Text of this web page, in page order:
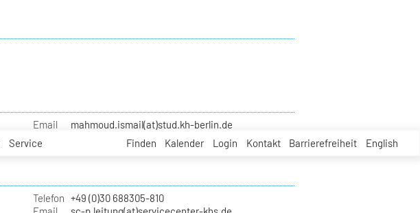
Service Finden Kalender Login Kontakt Barrierefreiheit English
Email mahmoud.ismail(at)stud.kh-berlin.de
Telefon +49 (0)30 688305-810